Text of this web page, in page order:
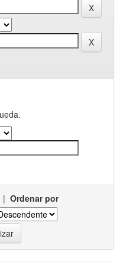
| Ordenar por